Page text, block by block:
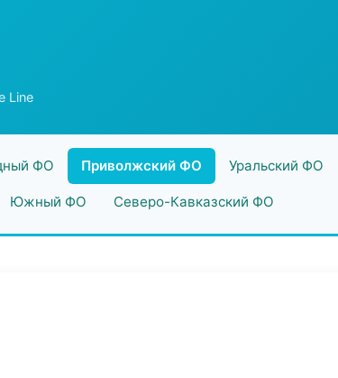
Line
ФО Приволжский ФО Уральский ФО
Южный ФО Северо-Кавказский ФО